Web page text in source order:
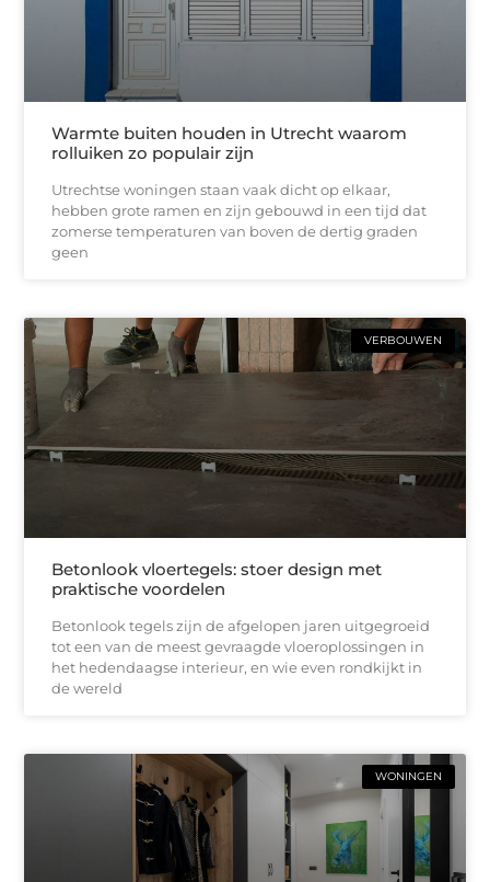
Warmte buiten houden in Utrecht waarom
rolluiken zo populair zijn
Utrechtse woningen staan vaak dicht op elkaar,
hebben grote ramen en zijn gebouwd in een tijd dat
zomerse temperaturen van boven de dertig graden
geen
VERBOUWEN
Betonlook vloertegels: stoer design met
praktische voordelen
Betonlook tegels zijn de afgelopen jaren uitgegroeid
tot een van de meest gevraagde vloeroplossingen in
het hedendaagse interieur, en wie even rondkijkt in
de wereld
WONINGEN